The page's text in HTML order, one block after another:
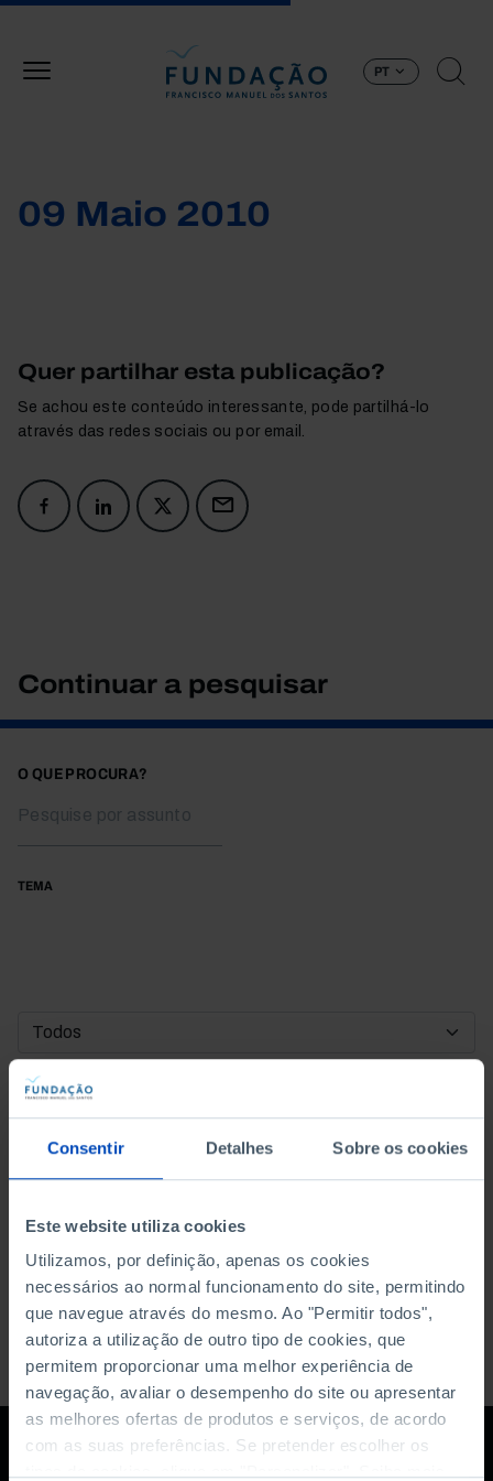
Consentir Detalhes Sobre os cookies
Este website utiliza cookies
Utilizamos, por definição, apenas os cookies
necessários ao normal funcionamento do site, permitindo
que navegue através do mesmo. Ao "Permitir todos",
autoriza a utilização de outro tipo de cookies, que
permitem proporcionar uma melhor experiência de
navegação, avaliar o desempenho do site ou apresentar
as melhores ofertas de produtos e serviços, de acordo
com as suas preferências. Se pretender escolher os
PT
09 Maio 2010
Quer partilhar esta publicação?
Se achou este conteúdo interessante, pode partilhá-lo
através das redes sociais ou por email.
Continuar a pesquisar
O QUE PROCURA?
TEMA
DATA DE INÍCIO
DATA DE FIM